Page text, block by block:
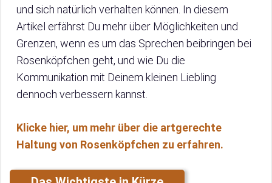
und sich natürlich verhalten können. In diesem
Artikel erfährst Du mehr über Möglichkeiten und
Grenzen, wenn es um das Sprechen beibringen bei
Rosenköpfchen geht, und wie Du die
Kommunikation mit Deinem kleinen Liebling
dennoch verbessern kannst.
Klicke hier, um mehr über die artgerechte
Haltung von Rosenköpfchen zu erfahren.